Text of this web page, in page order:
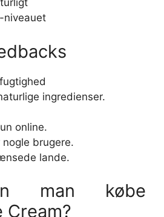
niveauet
ingredienser.
online.
brugere.
lande.
man købe
Cream?